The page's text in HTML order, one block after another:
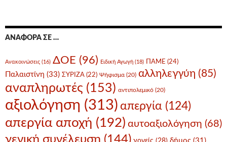
ΑΝΑΦΟΡΆ ΣΕ …
Ανακοινώσεις (16) ΔΟΕ (96) Ειδική Αγωγή (18) ΠΑΜΕ (24)
Παλαιστίνη (33) ΣΥΡΙΖΑ (22) Ψήφισμα (20) αλληλεγγύη (85)
αναπληρωτές (153) αντιπολεμικό (20)
αξιολόγηση (313) απεργία (124)
απεργία αποχή (192) αυτοαξιολόγηση (68)
γενική συνέλευση (144)